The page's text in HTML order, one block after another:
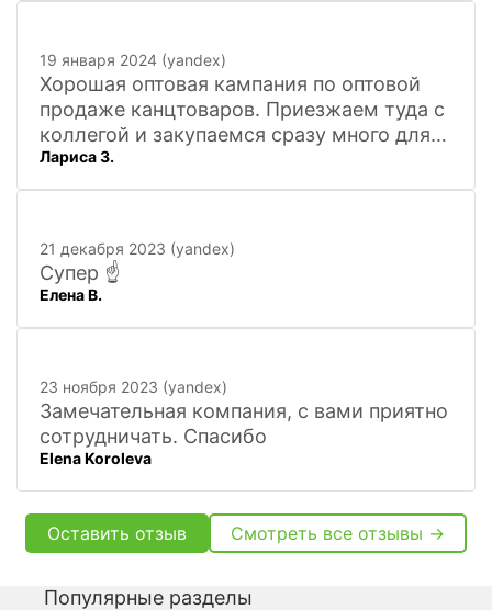
19 января 2024 (yandex)
Хорошая оптовая кампания по оптовой
продаже канцтоваров. Приезжаем туда с
коллегой и закупаемся сразу много для
офиса. Удобно. Есть практически всё, что
нужно, и по хорошим ценам. Вежливый
искать
Лариса З.
21 декабря 2023 (yandex)
Супер ☝️
Елена В.
23 ноября 2023 (yandex)
Замечательная компания, с вами приятно
сотрудничать. Спасибо
Elena Koroleva
Оставить отзыв Смотреть все отзывы →
Популярные разделы